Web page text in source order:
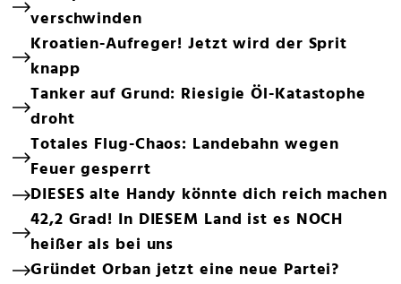
verschwinden
Kroatien-Aufreger! Jetzt wird der Sprit
knapp
Tanker auf Grund: Riesigie Öl-Katastophe
droht
Totales Flug-Chaos: Landebahn wegen
Feuer gesperrt
DIESES alte Handy könnte dich reich machen
42,2 Grad! In DIESEM Land ist es NOCH
heißer als bei uns
Gründet Orban jetzt eine neue Partei?